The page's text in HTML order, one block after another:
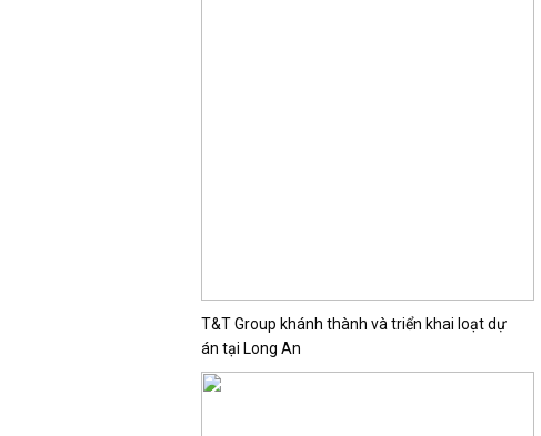
T&T Group khánh thành và triển khai loạt dự
án tại Long An